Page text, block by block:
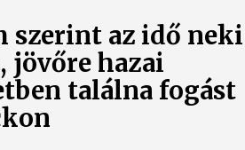
szerint az idő neki
jövőre hazai
találna fogást